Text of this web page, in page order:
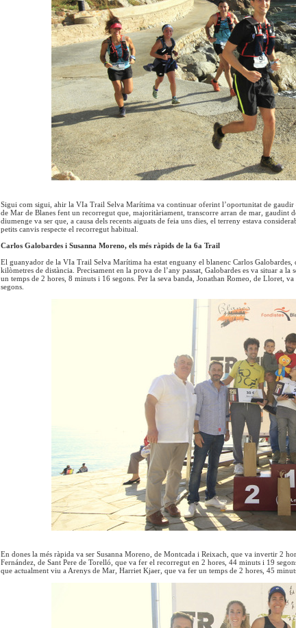
Sigui com sigui, ahir la VIa Trail Selva Marítima va continuar oferint l’oportunitat de gaudir
de Mar de Blanes fent un recorregut que, majoritàriament, transcorre arran de mar, gaudint
diumenge va ser que, a causa dels recents aiguats de feia uns dies, el terreny estava
petits canvis respecte el recorregut habitual.
Carlos Galobardes i Susanna Moreno, els més ràpids de la 6a Trail
El guanyador de la VIa Trail Selva Marítima ha estat enguany el blanenc Carlos
kilòmetres de distància. Precisament en la prova de l’any passat, Galobardes es va situar a
un temps de 2 hores, 8 minuts i 16 segons. Per la seva banda, Jonathan Romeo, de Lloret,
segons.
En dones la més ràpida va ser Susanna Moreno, de Montcada i Reixach, que va invertir 2
Fernández, de Sant Pere de Torelló, que va fer el recorregut en 2 hores, 44 minuts i 19
que actualment viu a Arenys de Mar, Harriet Kjaer, que va fer un temps de 2 hores, 45